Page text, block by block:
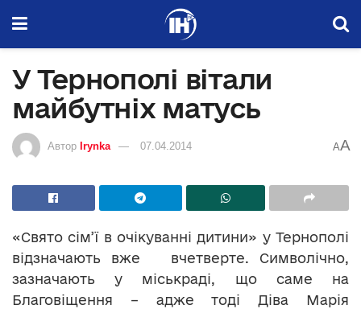
У Тернополі вітали
майбутніх матусь
Автор Irynka 07.04.2014 AA
«Свято сім’ї в очікуванні дитини» у Тернополі
відзначають вже вчетверте. Символічно,
зазначають у міськраді, що саме на
Благовіщення – адже тоді Діва Марія